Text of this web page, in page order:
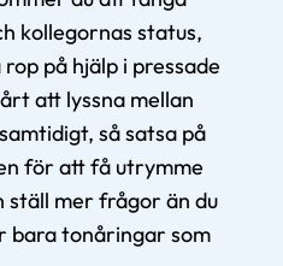
kollegornas status,
på hjälp i pressade
att lyssna mellan
så satsa på
för att få utrymme
ställ mer frågor än du
bara tonåringar som